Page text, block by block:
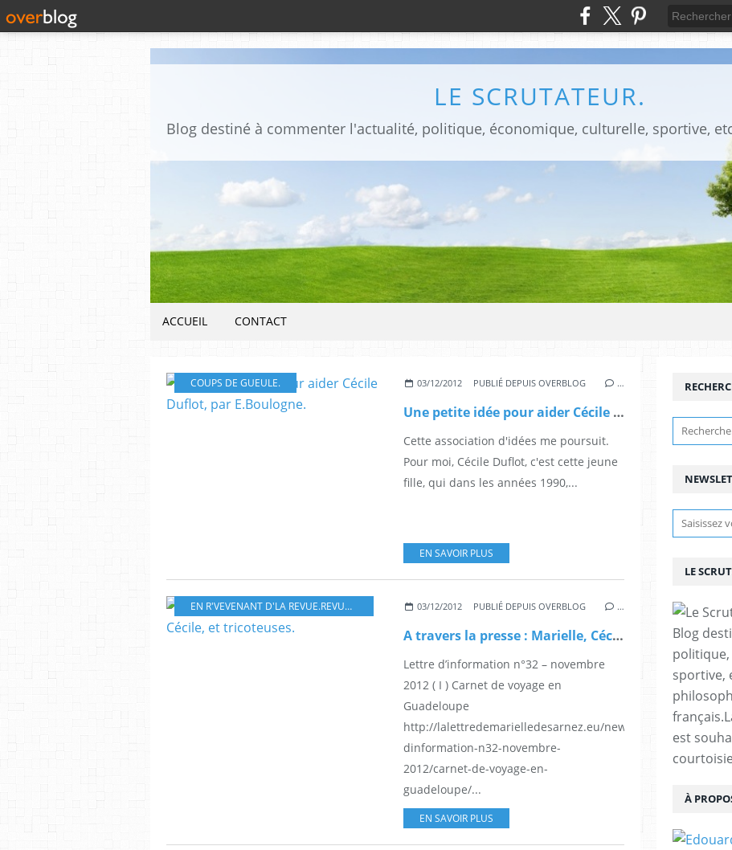
LE SCRUTATEUR.
ACCUEIL CONTACT
COUPS DE GUEULE. 03/12/2012 PUBLIÉ DEPUIS OVERBLOG …
Une petite idée pour aider Cécile Duflot, par E.Boulogne.
Cette association d'idées me poursuit.
Pour moi, Cécile Duflot, c'est cette jeune
fille, qui dans les années 1990,...
EN SAVOIR PLUS
EN R'VEVENANT D'LA REVUE.REVUE DE PRESSE 03/12/2012 PUBLIÉ DEPUIS OVERBLOG …
A travers la presse : Marielle, Cécile, et tricoteuses.
Lettre d’information n°32 – novembre
2012 ( I ) Carnet de voyage en
Guadeloupe
http://lalettredemarielledesarnez.eu/newsletters/lettre-
dinformation-n32-novembre-
2012/carnet-de-voyage-en-
guadeloupe/...
EN SAVOIR PLUS
LE
Blog
sportive,
est
À